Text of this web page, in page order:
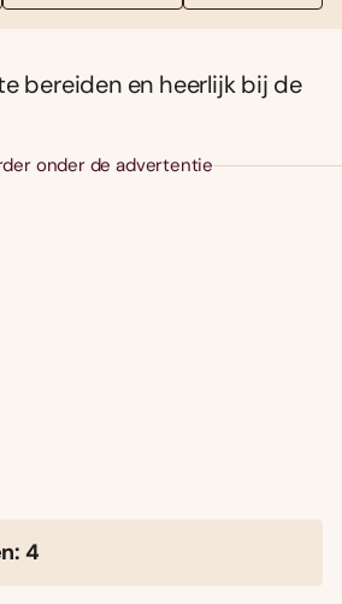
bereiden en heerlijk bij de
onder de advertentie
4